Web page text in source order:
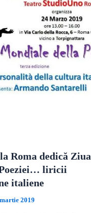
Roma dedică Ziua
liricii
italiene
2019